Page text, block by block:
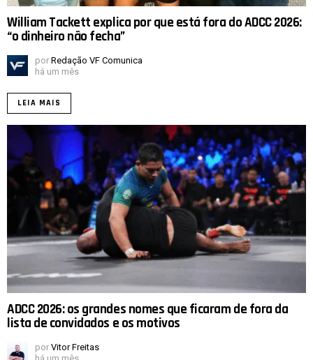
William Tackett explica por que está fora do ADCC 2026:
“o dinheiro não fecha”
por Redação VF Comunica
há um mês
LEIA MAIS
ADCC 2026: os grandes nomes que ficaram de fora da
lista de convidados e os motivos
por Vitor Freitas